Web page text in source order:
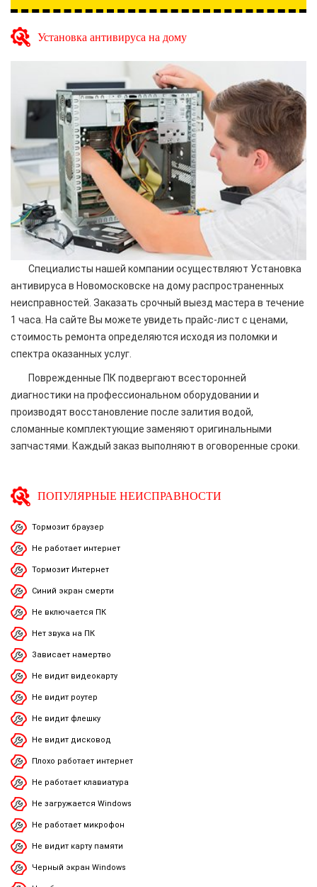
Установка антивируса на дому
Специалисты нашей компании осуществляют Установка
антивируса в Новомосковске на дому распространенных
неисправностей. Заказать срочный выезд мастера в течение
1 часа. На сайте Вы можете увидеть прайс-лист с ценами,
стоимость ремонта определяются исходя из поломки и
спектра оказанных услуг.
Поврежденные ПК подвергают всесторонней
диагностики на профессиональном оборудовании и
производят восстановление после залития водой,
сломанные комплектующие заменяют оригинальными
запчастями. Каждый заказ выполняют в оговоренные сроки.
ПОПУЛЯРНЫЕ НЕИСПРАВНОСТИ
Тормозит браузер
Не работает интернет
Тормозит Интернет
Синий экран смерти
Не включается ПК
Нет звука на ПК
Зависает намертво
Не видит видеокарту
Не видит роутер
Не видит флешку
Не видит дисковод
Плохо работает интернет
Не работает клавиатура
Не загружается Windows
Не работает микрофон
Не видит карту памяти
Черный экран Windows